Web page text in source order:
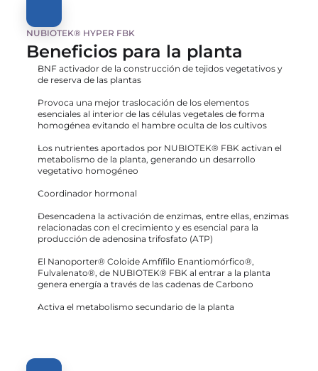
NUBIOTEK® HYPER FBK
Beneficios para la planta
BNF activador de la construcción de tejidos vegetativos y
de reserva de las plantas
Provoca una mejor traslocación de los elementos
esenciales al interior de las células vegetales de forma
homogénea evitando el hambre oculta de los cultivos
Los nutrientes aportados por NUBIOTEK® FBK activan el
metabolismo de la planta, generando un desarrollo
vegetativo homogéneo
Coordinador hormonal
Desencadena la activación de enzimas, entre ellas, enzimas
relacionadas con el crecimiento y es esencial para la
producción de adenosina trifosfato (ATP)
El Nanoporter® Coloide Amfífilo Enantiomórfico®,
Fulvalenato®, de NUBIOTEK® FBK al entrar a la planta
genera energía a través de las cadenas de Carbono
Activa el metabolismo secundario de la planta